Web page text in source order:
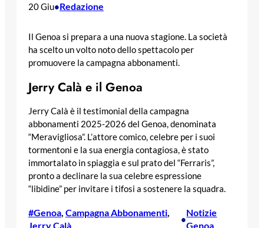
20 Giu•Redazione
Il Genoa si prepara a una nuova stagione. La società
ha scelto un volto noto dello spettacolo per
promuovere la campagna abbonamenti.
Jerry Calà e il Genoa
Jerry Calà è il testimonial della campagna
abbonamenti 2025-2026 del Genoa, denominata
“Meravigliosa”. L’attore comico, celebre per i suoi
tormentoni e la sua energia contagiosa, è stato
immortalato in spiaggia e sul prato del “Ferraris”,
pronto a declinare la sua celebre espressione
“libidine” per invitare i tifosi a sostenere la squadra.
#Genoa, Campagna Abbonamenti
Jerry Calà
•
Notizie
Genoa